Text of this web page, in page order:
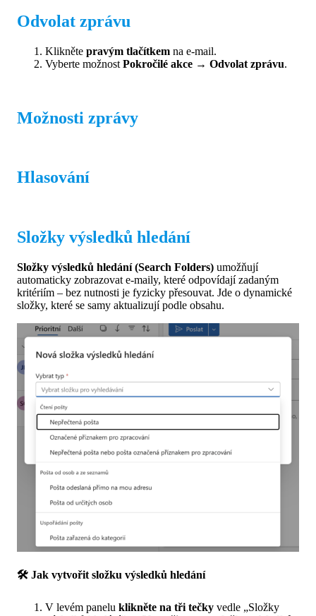
Odvolat zprávu
Klikněte pravým tlačítkem na e-mail.
Vyberte možnost Pokročilé akce → Odvolat zprávu.
Možnosti zprávy
Hlasování
Složky výsledků hledání
Složky výsledků hledání (Search Folders) umožňují
automaticky zobrazovat e-maily, které odpovídají zadaným
kritériím – bez nutnosti je fyzicky přesouvat. Jde o dynamické
složky, které se samy aktualizují podle obsahu.
🛠 Jak vytvořit složku výsledků hledání
V levém panelu klikněte na tři tečky vedle „Složky